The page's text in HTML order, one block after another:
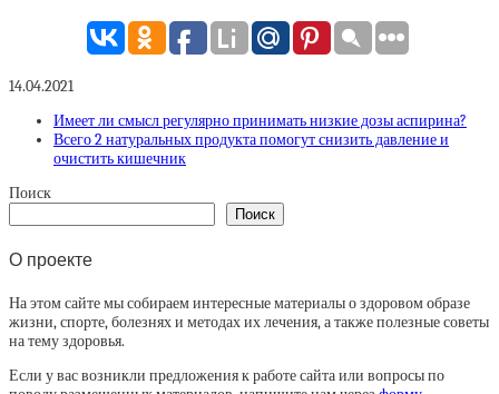
14.04.2021
Имеет ли смысл регулярно принимать низкие дозы аспирина?
Всего 2 натуральных продукта помогут снизить давление и
очистить кишечник
Поиск
Поиск
О проекте
На этом сайте мы собираем интересные материалы о здоровом образе
жизни, спорте, болезнях и методах их лечения, а также полезные советы
на тему здоровья.
Если у вас возникли предложения к работе сайта или вопросы по